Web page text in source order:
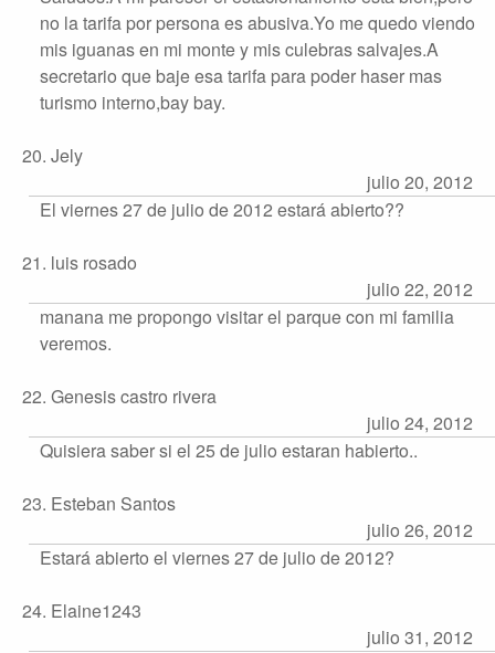
no la tarifa por persona es abusiva.Yo me quedo viendo
mis iguanas en mi monte y mis culebras salvajes.A
secretario que baje esa tarifa para poder haser mas
turismo interno,bay bay.
20. Jely
julio 20, 2012
El viernes 27 de julio de 2012 estará abierto??
21. luis rosado
julio 22, 2012
manana me propongo visitar el parque con mi familia
veremos.
22. Genesis castro rivera
julio 24, 2012
Quisiera saber si el 25 de julio estaran habierto..
23. Esteban Santos
julio 26, 2012
Estará abierto el viernes 27 de julio de 2012?
24. Elaine1243
julio 31, 2012